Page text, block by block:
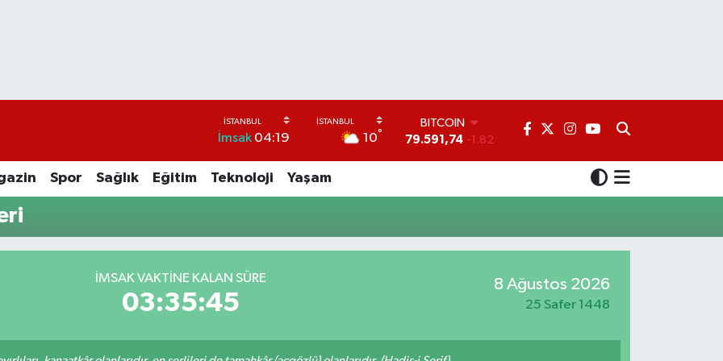
İmsak 04:19 10°
BITCOIN
79.591,74 -1.82
Spor Sağlık Eğitim Teknoloji Yaşam
İMSAK VAKTİNE KALAN SÜRE
03:35:45
8 Ağustos 2026
25 Safer 1448